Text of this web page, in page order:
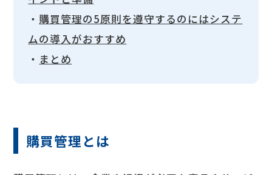
・ 購買管理の5原則を遵守するのにはシステ
ムの導入がおすすめ
・ まとめ
購買管理とは